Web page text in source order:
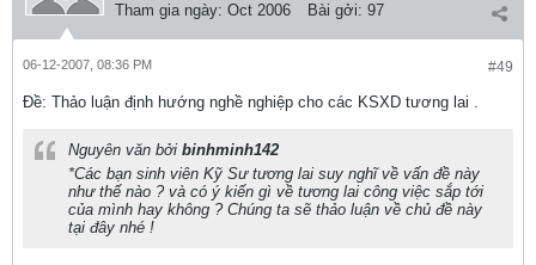
Tham gia ngày: Oct 2006 Bài gởi: 97
#49
06-12-2007, 08:36 PM
Ðề: Thảo luận định hướng nghề nghiệp cho các KSXD tương lai .
Nguyên văn bởi binhminh142
*Các bạn sinh viên Kỹ Sư tương lai suy nghĩ về vấn đề này
như thế nào ? và có ý kiến gì về tương lai công việc sắp tới
của mình hay không ? Chúng ta sẽ thảo luận về chủ đề này
tại đây nhé !